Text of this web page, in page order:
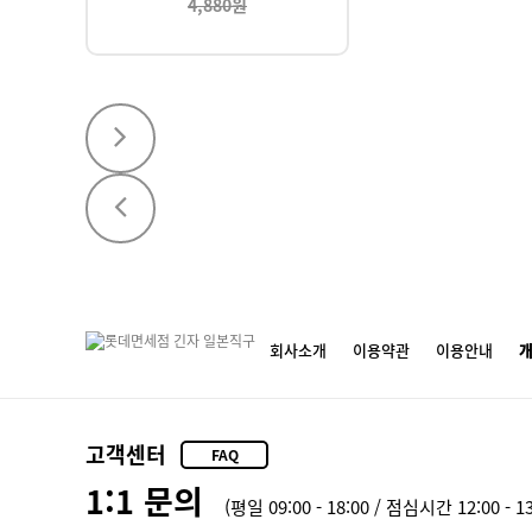
4,880원
회사소개 이용약관 이용안내
고객센터 FAQ
1:1 문의 (평일 09:00 - 18:00 / 점심시간 12:00 -